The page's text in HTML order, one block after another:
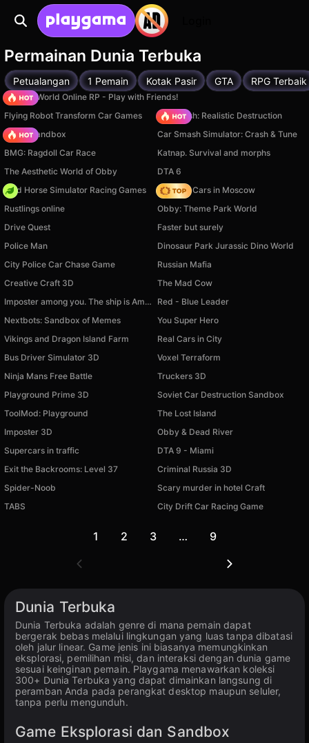
Permainan Dunia Terbuka
Petualangan 1 Pemain Kotak Pasir GTA RPG Terbaik
Sprunki World Online RP - Play with Friends!
Flying Robot Transform Car Games
Car Crush: Realistic Destruction
Melon Sandbox
Car Smash Simulator: Crash & Tune
BMG: Ragdoll Car Race
Katnap. Survival and morphs
The Aesthetic World of Obby
DTA 6
Wild Horse Simulator Racing Games
Race On Cars in Moscow
Rustlings online
Obby: Theme Park World
Drive Quest
Faster but surely
Police Man
Dinosaur Park Jurassic Dino World
City Police Car Chase Game
Russian Mafia
Creative Craft 3D
The Mad Cow
Imposter among you. The ship is Amongus
Red - Blue Leader
Nextbots: Sandbox of Memes
You Super Hero
Vikings and Dragon Island Farm
Real Cars in City
Bus Driver Simulator 3D
Voxel Terraform
Ninja Mans Free Battle
Truckers 3D
Playground Prime 3D
Soviet Car Destruction Sandbox
ToolMod: Playground
The Lost Island
Imposter 3D
Obby & Dead River
Supercars in traffic
DTA 9 - Miami
Exit the Backrooms: Level 37
Criminal Russia 3D
Spider-Noob
Scary murder in hotel Сraft
TABS
City Drift Car Racing Game
1 2 3 … 9
Dunia Terbuka
Dunia Terbuka adalah genre di mana pemain dapat
bergerak bebas melalui lingkungan yang luas tanpa dibatasi
oleh jalur linear. Game jenis ini biasanya memungkinkan
eksplorasi, pemilihan misi, dan interaksi dengan dunia game
sesuai keinginan pemain. Playgama menawarkan koleksi
300+ Dunia Terbuka yang dapat dimainkan langsung di
peramban Anda pada perangkat desktop maupun seluler,
tanpa perlu mengunduh.
Game Eksplorasi dan Sandbox